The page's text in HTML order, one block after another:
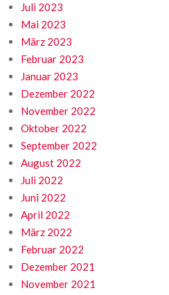
Juli 2023
Mai 2023
März 2023
Februar 2023
Januar 2023
Dezember 2022
November 2022
Oktober 2022
September 2022
August 2022
Juli 2022
Juni 2022
April 2022
März 2022
Februar 2022
Dezember 2021
November 2021